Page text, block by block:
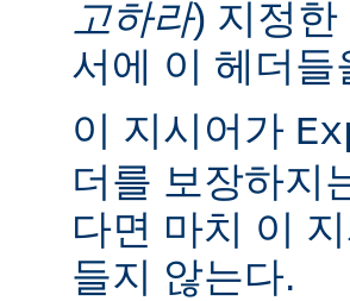
고하라) 지정한
서에 이 헤더들
이 지시어가
더를 보장하지
다면 마치 이
들지 않는다.